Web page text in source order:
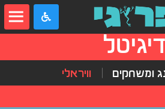
דיגיטל
ומשחקים וויראלי